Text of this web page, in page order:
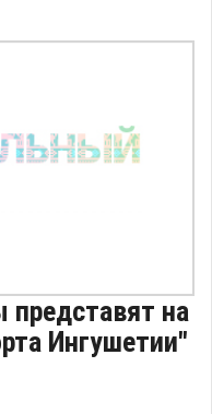
на
Ингушетии"